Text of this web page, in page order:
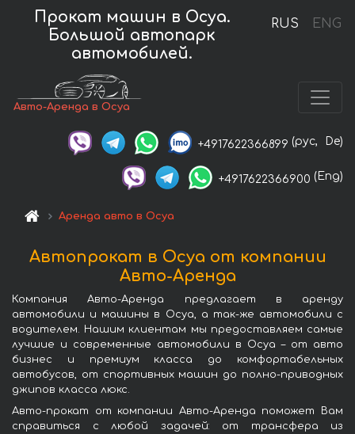
RUS ENG
Прокат машин в Осуа.
Большой автопарк
автомобилей.
Авто-Аренда в Осуа
+4917622366899 (рус, De)
+4917622366900 (Eng)
Аренда авто в Осуа
Автопрокат в Осуа от компании
Авто-Аренда
Компания Авто-Аренда предлагает в аренду
автомобили и машины в Осуа, а так-же автомобили с
водителем. Нашим клиентам мы предоставляем самые
лучшие и современные автомобили в Осуа – от авто
бизнес и премиум класса до комфортабельных
автобусов, от спортивных машин до полно-приводных
джипов класса люкс.
Авто-прокат от компании Авто-Аренда поможет Вам
справиться с любой задачей: от трансфера из